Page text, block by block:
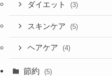
ダイエット (3)
スキンケア (5)
ヘアケア (4)
節約 (5)